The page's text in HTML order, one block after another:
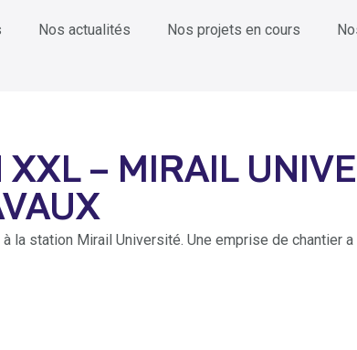
Nos actualités Nos projets en cours
XXL – MIRAIL
la station Mirail Université. Une emprise de chantier